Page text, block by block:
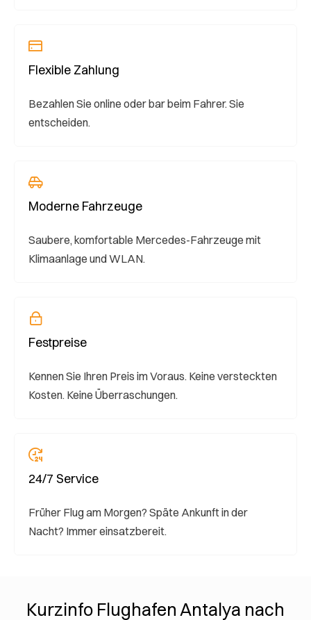
Flexible Zahlung
Bezahlen Sie online oder bar beim Fahrer. Sie
entscheiden.
Moderne Fahrzeuge
Saubere, komfortable Mercedes-Fahrzeuge mit
Klimaanlage und WLAN.
Festpreise
Kennen Sie Ihren Preis im Voraus. Keine versteckten
Kosten. Keine Überraschungen.
24/7 Service
Früher Flug am Morgen? Späte Ankunft in der
Nacht? Immer einsatzbereit.
Kurzinfo Flughafen Antalya nach